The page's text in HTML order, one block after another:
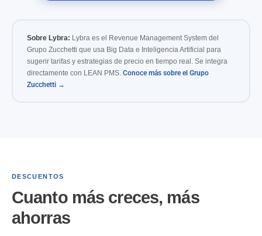
Sobre Lybra: Lybra es el Revenue Management System del
Grupo Zucchetti que usa Big Data e Inteligencia Artificial para
sugerir tarifas y estrategias de precio en tiempo real. Se integra
directamente con LEAN PMS. Conoce más sobre el Grupo
Zucchetti →
DESCUENTOS
Cuanto más creces, más
ahorras